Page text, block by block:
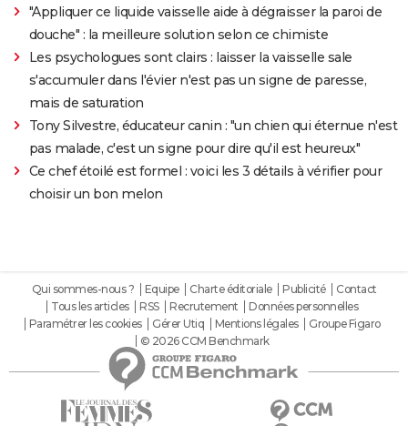
"Appliquer ce liquide vaisselle aide à dégraisser la paroi de
douche" : la meilleure solution selon ce chimiste
Les psychologues sont clairs : laisser la vaisselle sale
s'accumuler dans l'évier n'est pas un signe de paresse,
mais de saturation
Tony Silvestre, éducateur canin : "un chien qui éternue n'est
pas malade, c'est un signe pour dire qu'il est heureux"
Ce chef étoilé est formel : voici les 3 détails à vérifier pour
choisir un bon melon
Qui sommes-nous ? Equipe Charte éditoriale Publicité
Contact
Tous les articles
RSS Recrutement
Données personnelles
Paramétrer les cookies
Gérer Utiq Mentions légales
Groupe Figaro
© 2026 CCM Benchmark